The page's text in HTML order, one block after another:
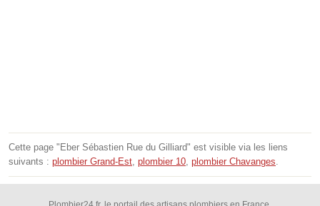
Cette page "Eber Sébastien Rue du Gilliard" est visible via les liens
suivants : plombier Grand-Est plombier 10 plombier Chavanges